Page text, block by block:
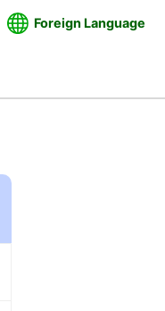
Foreign Language